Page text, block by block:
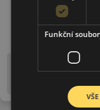
Upozornění! Hodnoty
informativního
is EU štítky ve smyslu
Funkční